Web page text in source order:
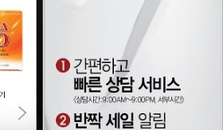
온라인 전용
특별한
프로모션
myUmeken
Point
캐쉬백 할인
회원가입